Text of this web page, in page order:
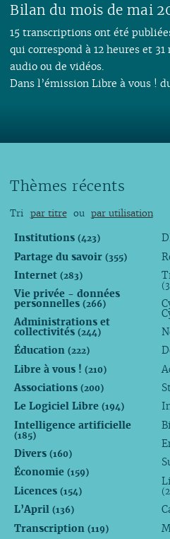
Bilan du mois de mai
15 transcriptions ont été
qui correspond à 12 heures et
audio ou de vidéos.
Dans l’émission Libre à vous !
Thèmes récents
Tri par titre ou par utilisation
Institutions (423)
Partage du savoir (355)
Internet (283)
Vie privée - données
personnelles (266)
Administrations et
collectivités (244)
Éducation (222)
Libre à vous ! (210)
Associations (200)
Le Logiciel Libre (194)
Intelligence artificielle
(185)
Divers (160)
Économie (159)
Licences (154)
L’April (136)
Transcription (119)